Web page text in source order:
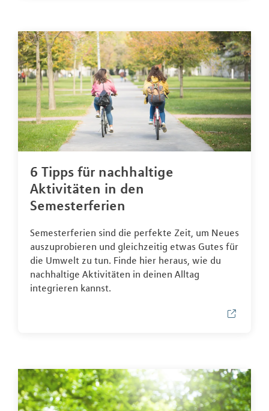
6 Tipps für nachhaltige
Aktivitäten in den
Semesterferien
Semesterferien sind die perfekte Zeit, um Neues
auszuprobieren und gleichzeitig etwas Gutes für
die Umwelt zu tun. Finde hier heraus, wie du
nachhaltige Aktivitäten in deinen Alltag
integrieren kannst.